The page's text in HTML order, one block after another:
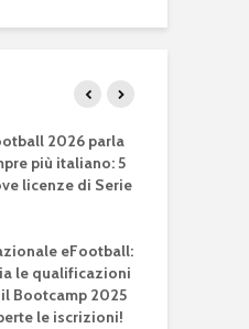
2026 parla
più italiano: 5
licenze di Serie
eFootball:
le qualificazioni
Bootcamp 2025
le iscrizioni!